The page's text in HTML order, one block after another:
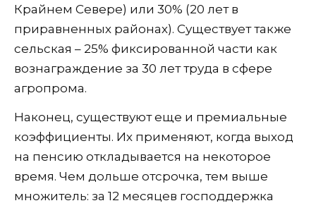
Крайнем Севере) или 30% (20 лет в
приравненных районах). Существует также
сельская – 25% фиксированной части как
вознаграждение за 30 лет труда в сфере
агропрома.
Наконец, существуют еще и премиальные
коэффициенты. Их применяют, когда выход
на пенсию откладывается на некоторое
время. Чем дольше отсрочка, тем выше
множитель: за 12 месяцев господдержка